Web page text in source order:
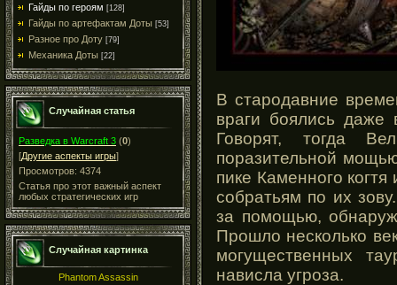
Гайды по героям [128]
Гайды по артефактам Доты [53]
Разное про Доту [79]
Механика Доты [22]
Случайная статья
Разведка в Warcraft 3 (0)
[Другие аспекты игры]
Просмотров: 4374
Статья про этот важный аспект
любых стратегических игр
Случайная картинка
Phantom Assassin
В стародавние
враги боялись даже
Говорят, тогда
поразительной
пике Каменного
собратьям по их
за помощью,
Прошло несколько
могущественных
нависла угроза.